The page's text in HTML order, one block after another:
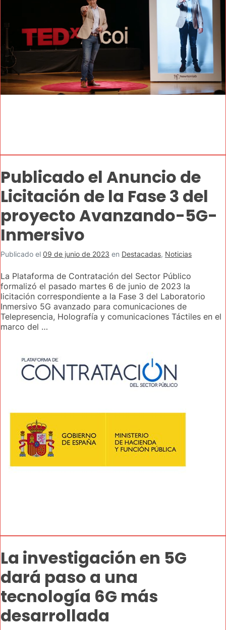
Publicado el Anuncio de
Licitación de la Fase 3 del
proyecto Avanzando-5G-
Inmersivo
Publicado el 09 de junio de 2023 en Destacadas, Noticias
La Plataforma de Contratación del Sector Público
formalizó el pasado martes 6 de junio de 2023 la
licitación correspondiente a la Fase 3 del Laboratorio
Inmersivo 5G avanzado para comunicaciones de
Telepresencia, Holografía y comunicaciones Táctiles en el
marco del …
La investigación en 5G
dará paso a una
tecnología 6G más
desarrollada